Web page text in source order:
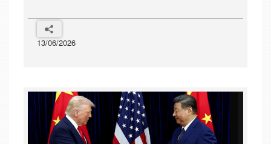
13/06/2026